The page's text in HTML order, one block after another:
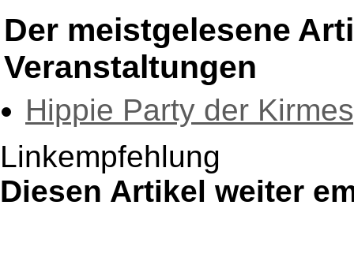
Der meistgelesene
Veranstaltungen
Hippie Party der
Linkempfehlung
Diesen Artikel weiter